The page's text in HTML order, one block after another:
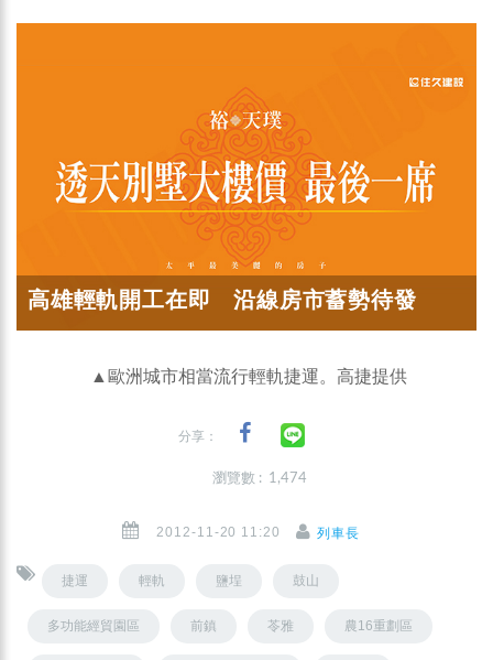
高雄輕軌開工在即 沿線房市蓄勢待發
▲歐洲城市相當流行輕軌捷運。高捷提供
分享：
瀏覽數 : 1,474
2012-11-20 11:20 列車長
捷運 輕軌 鹽埕 鼓山
多功能經貿園區 前鎮 苓雅 農16重劃區